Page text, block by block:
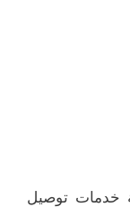
خدمات توصيل